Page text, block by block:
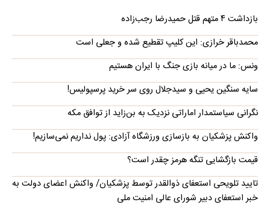
بازداشت ۴ متهم قتل حمیدرضا رجب‌زاده
محمدباقر خرازی: این کلیپ تقطیع شده و جعلی است
ونس: ما در میانه بازی جنگ با ایران هستیم
سایه سنگین یحیی و سیدجلال روی سر خرید پرسپولیس!
نگرانی سیاستمدار اماراتی نزدیک به بن‌زاید از توافق مکه
واکنش پزشکیان به بازسازی ورزشگاه آزادی: پول نداریم نمی‌سازیم!
قیمت بازگشایی تنگه هرمز چقدر است؟
تایید تلویحی استعفای ذوالقدر توسط پزشکیان/ واکنش اعضای دولت به
خبر استعفای دبیر شورای عالی امنیت ملی